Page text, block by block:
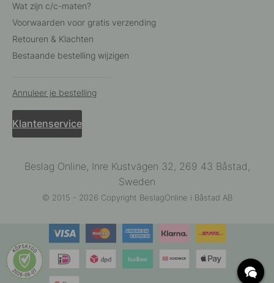
Wat zijn c/c-maten?
Voorwaarden voor gratis verzending
Retouren & Klachten
Bestaande bestelling wijzigen
Annuleer je bestelling
Klantenservice
Beslag Online, Inre Kustvägen 32, 269 43 Båstad,
Sweden
© 2015 - 2026 Copyright BeslagOnline i Båstad AB